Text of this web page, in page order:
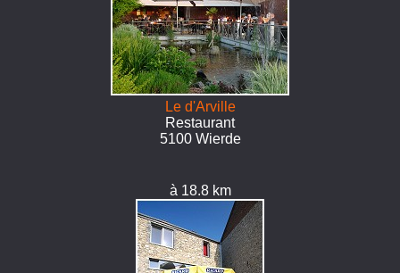
Le d'Arville
Restaurant
5100 Wierde
à 18.8 km